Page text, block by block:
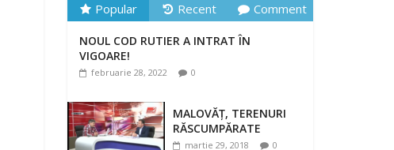
NOUL COD RUTIER A INTRAT ÎN
VIGOARE!
februarie 28, 2022 0
Popular Recent Comment
NOUL COD RUTIER A INTRAT ÎN
VIGOARE!
februarie 28, 2022 0
MALOVĂȚ, TERENURI
RĂSCUMPĂRATE
martie 29, 2018 0